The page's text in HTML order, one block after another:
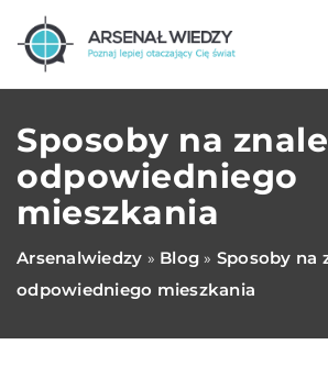
Sposoby na
odpowiedniego
mieszkania
Arsenalwiedzy » Blog » Sposoby na
odpowiedniego mieszkania